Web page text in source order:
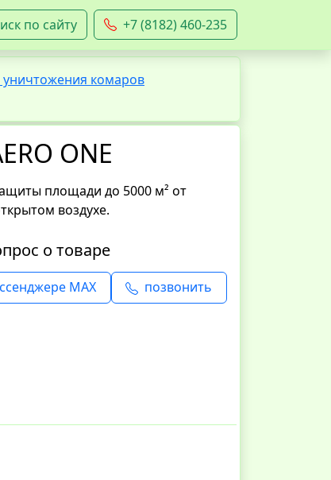
по сайту +7 (8182) 460-235
комаров
ONE
площади до 5000 м² от
воздухе.
о товаре
MAX позвонить